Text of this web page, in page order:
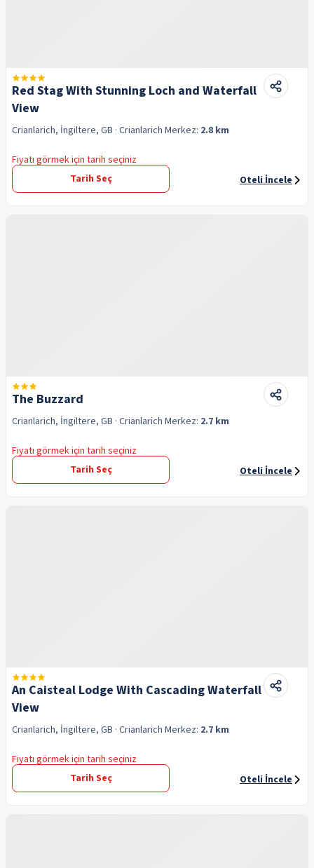
Red Stag With Stunning Loch and Waterfall
View
Crianlarich, İngiltere, GB · Crianlarich Merkez: 2.8 km
Fiyatı görmek için tarih seçiniz
Tarih Seç
Oteli İncele
The Buzzard
Crianlarich, İngiltere, GB · Crianlarich Merkez: 2.7 km
Fiyatı görmek için tarih seçiniz
Tarih Seç
Oteli İncele
An Caisteal Lodge With Cascading Waterfall
View
Crianlarich, İngiltere, GB · Crianlarich Merkez: 2.7 km
Fiyatı görmek için tarih seçiniz
Tarih Seç
Oteli İncele